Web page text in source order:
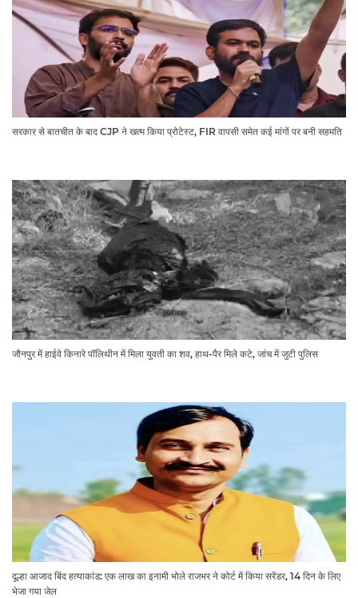
सरकार से बातचीत के बाद CJP ने खत्म किया प्रोटेस्ट, FIR वापसी समेत कई मांगों पर बनी सहमति
जौनपुर में हाईवे किनारे पॉलिथीन में मिला युवती का शव, हाथ-पैर मिले कटे, जांच में जुटी पुलिस
दूल्हा आजाद बिंद हत्याकांड: एक लाख का इनामी भोले राजभर ने कोर्ट में किया सरेंडर, 14 दिन के लिए
भेजा गया जेल